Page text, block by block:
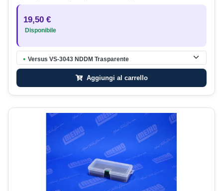
19,50 €
Disponibile
● Versus VS-3043 NDDM Trasparente
Aggiungi al carrello